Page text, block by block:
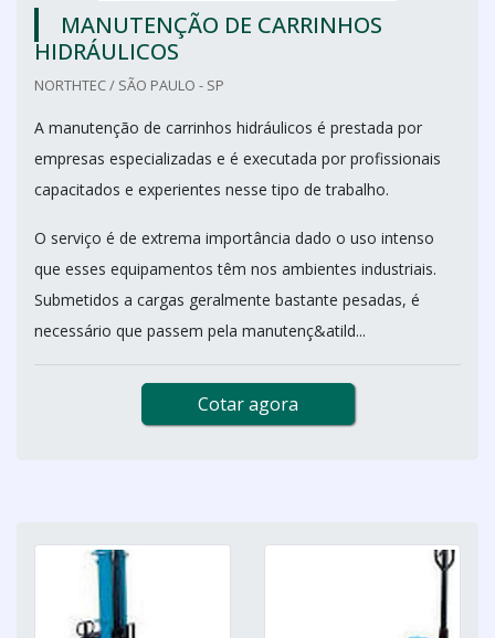
MANUTENÇÃO DE CARRINHOS
HIDRÁULICOS
NORTHTEC / SÃO PAULO - SP
A manutenção de carrinhos hidráulicos é prestada por
empresas especializadas e é executada por profissionais
capacitados e experientes nesse tipo de trabalho.
O serviço é de extrema importância dado o uso intenso
que esses equipamentos têm nos ambientes industriais.
Submetidos a cargas geralmente bastante pesadas, é
necessário que passem pela manutenç&atild...
Cotar agora